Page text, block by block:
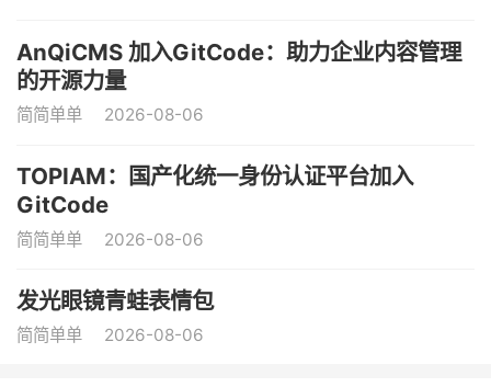
AnQiCMS 加入GitCode：助力企业内容管理
的开源力量
简简单单 2026-08-06
TOPIAM：国产化统一身份认证平台加入
GitCode
简简单单 2026-08-06
发光眼镜青蛙表情包
简简单单 2026-08-06